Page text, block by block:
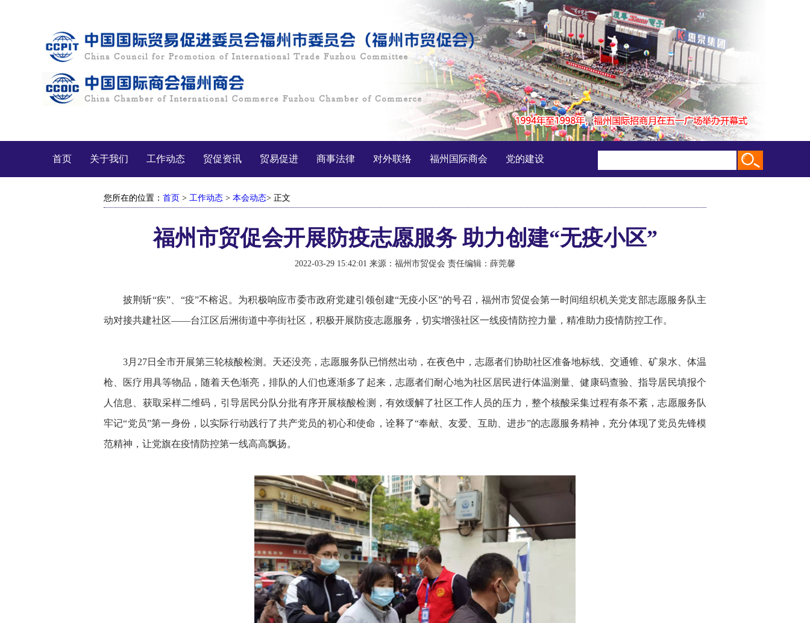
首页 关于我们 工作动态 贸促资讯 贸易促进 商事法律 对外联络 福州国际商会 党的建设
您所在的位置： 首页 > 工作动态 > 本会动态> 正文
福州市贸促会开展防疫志愿服务 助力创建“无疫小区”
2022-03-29 15:42:01 来源：福州市贸促会 责任编辑：薛莞馨
披荆斩“疾”、“疫”不榕迟。为积极响应市委市政府党建引领创建“无疫小区”的号召，福州市贸促会第一时间组织机关党支部志愿服务队主
动对接共建社区——台江区后洲街道中亭街社区，积极开展防疫志愿服务，切实增强社区一线疫情防控力量，精准助力疫情防控工作。
3月27日全市开展第三轮核酸检测。天还没亮，志愿服务队已悄然出动，在夜色中，志愿者们协助社区准备地标线、交通锥、矿泉水、体温
枪、医疗用具等物品，随着天色渐亮，排队的人们也逐渐多了起来，志愿者们耐心地为社区居民进行体温测量、健康码查验、指导居民填报个
人信息、获取采样二维码，引导居民分队分批有序开展核酸检测，有效缓解了社区工作人员的压力，整个核酸采集过程有条不紊，志愿服务队
牢记“党员”第一身份，以实际行动践行了共产党员的初心和使命，诠释了“奉献、友爱、互助、进步”的志愿服务精神，充分体现了党员先锋模
范精神，让党旗在疫情防控第一线高高飘扬。